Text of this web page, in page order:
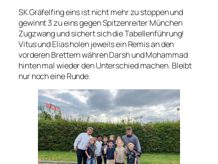
SK Gräfelfing eins ist nicht mehr zu stoppen und
gewinnt 3 zu eins gegen Spitzenreiter München
Zugzwang und sichert sich die Tabellenführung!
Vitus und Elias holen jeweils ein Remis an den
vorderen Brettern währen Darsh und Mohammad
hinten mal wieder den Unterschied machen. Bleibt
nur noch eine Runde.